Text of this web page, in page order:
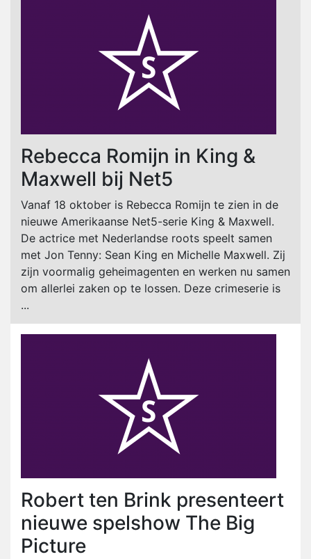
Rebecca Romijn in King &
Maxwell bij Net5
Vanaf 18 oktober is Rebecca Romijn te zien in de
nieuwe Amerikaanse Net5-serie King & Maxwell.
De actrice met Nederlandse roots speelt samen
met Jon Tenny: Sean King en Michelle Maxwell. Zij
zijn voormalig geheimagenten en werken nu samen
om allerlei zaken op te lossen. Deze crimeserie is
...
Robert ten Brink presenteert
nieuwe spelshow The Big
Picture